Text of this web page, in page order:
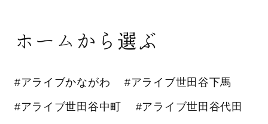
ホームから選ぶ
#アライブかながわ #アライブ世田谷下馬
#アライブ世田谷中町 #アライブ世田谷代田